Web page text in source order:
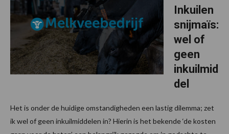
Inkuilen
snijmaïs:
wel of
geen
inkuilmid
del
Het is onder de huidige omstandigheden een lastig dilemma; zet
ik wel of geen inkuilmiddelen in? Hierin is het bekende ‘de kosten